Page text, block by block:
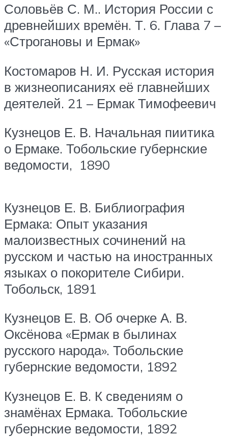
Соловьёв С. М.. История России с
древнейших времён. Т. 6. Глава 7 –
«Строгановы и Ермак»
Костомаров Н. И. Русская история
в жизнеописаниях её главнейших
деятелей. 21 – Ермак Тимофеевич
Кузнецов Е. В. Начальная пиитика
о Ермаке. Тобольские губернские
ведомости, 1890
Кузнецов Е. В. Библиография
Ермака: Опыт указания
малоизвестных сочинений на
русском и частью на иностранных
языках о покорителе Сибири.
Тобольск, 1891
Кузнецов Е. В. Об очерке А. В.
Оксёнова «Ермак в былинах
русского народа». Тобольские
губернские ведомости, 1892
Кузнецов Е. В. К сведениям о
знамёнах Ермака. Тобольские
губернские ведомости, 1892